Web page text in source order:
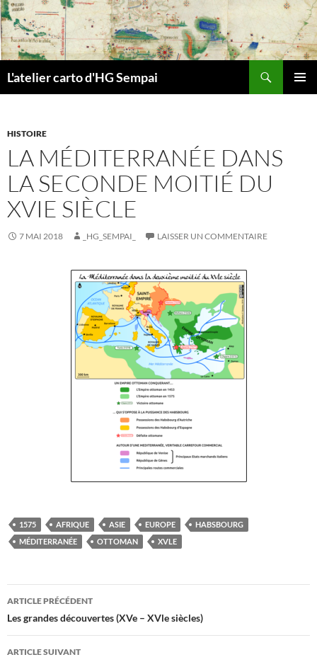
Aller
au
contenu
L'atelier carto d'HG Sempai
HISTOIRE
LA MÉDITERRANÉE DANS
LA SECONDE MOITIÉ DU
XVIE SIÈCLE
7 MAI 2018 _HG_SEMPAI_ LAISSER UN COMMENTAIRE
1575 AFRIQUE ASIE EUROPE
HABSBOURG
MÉDITERRANÉE
OTTOMAN XVLE
Navigation
des
articles
ARTICLE PRÉCÉDENT
Les grandes découvertes (XVe – XVle siècles)
ARTICLE SUIVANT